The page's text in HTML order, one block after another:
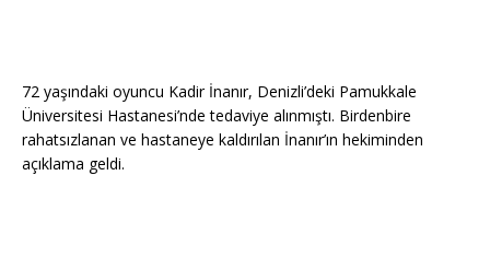
72 yaşındaki oyuncu Kadir İnanır, Denizli’deki Pamukkale
Üniversitesi Hastanesi’nde tedaviye alınmıştı. Birdenbire
rahatsızlanan ve hastaneye kaldırılan İnanır’ın hekiminden
açıklama geldi.